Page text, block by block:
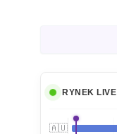
RYNEK LIVE
🇦🇺